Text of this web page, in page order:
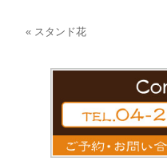
« スタンド花